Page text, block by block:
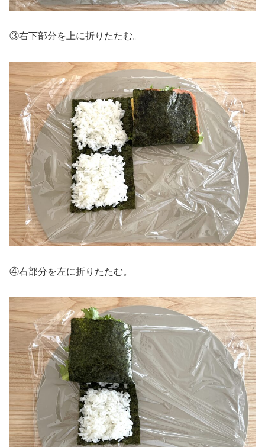
③右下部分を上に折りたたむ。
④右部分を左に折りたたむ。